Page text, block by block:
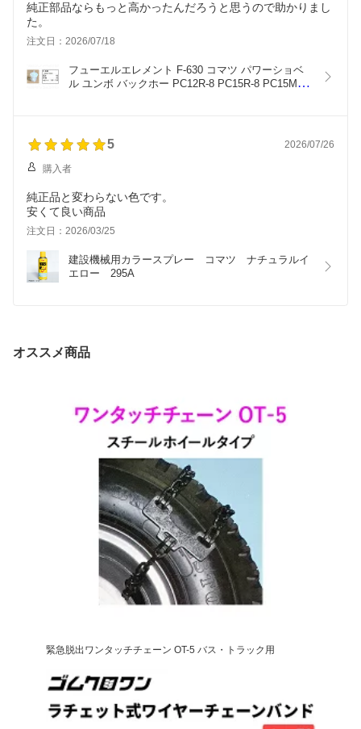
純正部品ならもっと高かったんだろうと思うので助かりまし
た。
注文日：2026/07/18
フューエルエレメント F-630 コマツ パワーショベ
ル ユンボ バックホー PC12R-8 PC15R-8 PC15MR
5 2026/07/26
購入者
純正品と変わらない色です。
安くて良い商品
注文日：2026/03/25
建設機械用カラースプレー　コマツ　ナチュラルイ
エロー　295A
オススメ商品
緊急脱出ワンタッチチェーン OT-5 バス・トラック用